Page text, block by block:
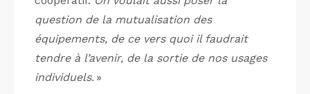
question de la mutualisation des
équipements, de ce vers quoi il faudrait
tendre à l’avenir, de la sortie de nos usages
individuels. »